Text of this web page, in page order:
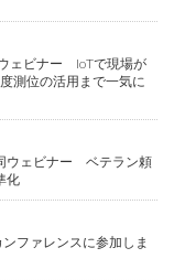
ェビナー IoTで現場が
測位の活用まで一気に
ウェビナー ベテラン頼
化
ファレンスに参加しま